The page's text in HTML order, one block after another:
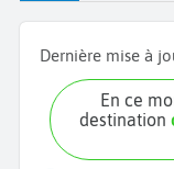
Dernière mise à
En ce moment, Marrakech est une
destination